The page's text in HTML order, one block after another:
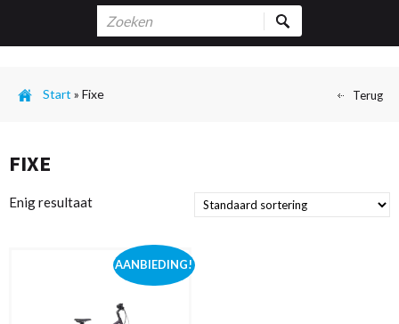
Start » Fixe
FIXE
Enig resultaat
AANBIEDING!